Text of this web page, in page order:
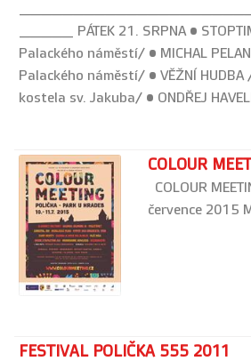
_____ PÁTEK 21. SRPNA •
Palackého náměstí/ • MICHAL
Palackého náměstí/ • VĚŽNÍ
kostela sv. Jakuba/ • ONDŘEJ
COLOUR
COLOUR
července 2015
FESTIVAL POLIČKA 555 2011